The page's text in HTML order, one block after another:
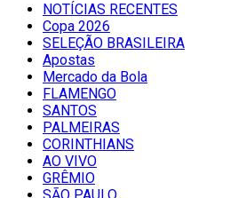
NOTÍCIAS RECENTES
Copa 2026
SELEÇÃO BRASILEIRA
Apostas
Mercado da Bola
FLAMENGO
SANTOS
PALMEIRAS
CORINTHIANS
AO VIVO
GRÊMIO